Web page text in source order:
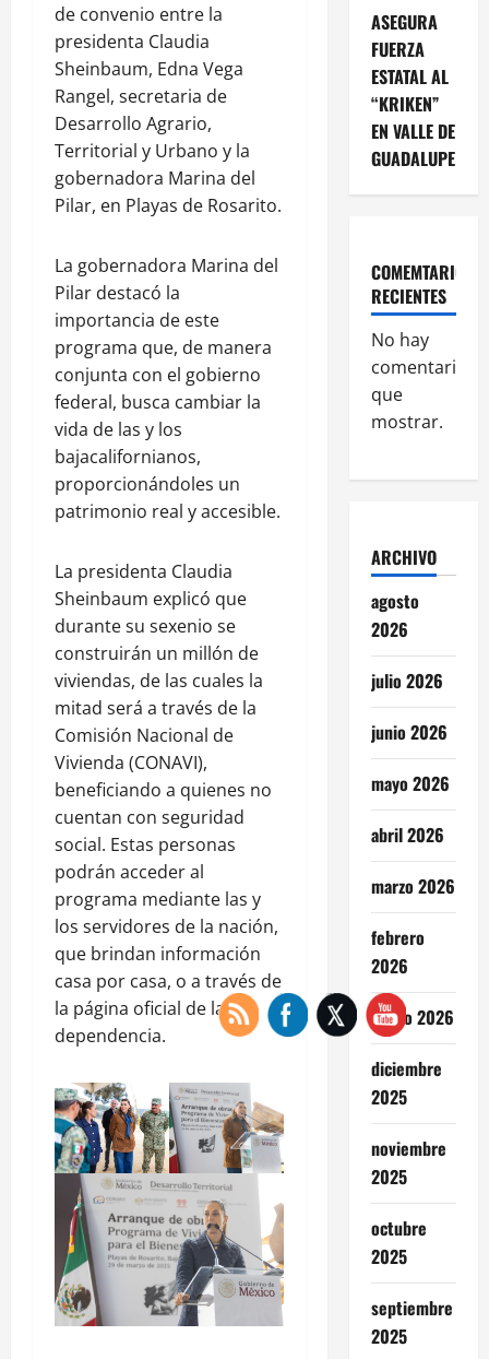
de convenio entre la
presidenta Claudia
Sheinbaum, Edna Vega
Rangel, secretaria de
Desarrollo Agrario,
Territorial y Urbano y la
gobernadora Marina del
Pilar, en Playas de Rosarito.
La gobernadora Marina del
Pilar destacó la
importancia de este
programa que, de manera
conjunta con el gobierno
federal, busca cambiar la
vida de las y los
bajacalifornianos,
proporcionándoles un
patrimonio real y accesible.
La presidenta Claudia
Sheinbaum explicó que
durante su sexenio se
construirán un millón de
viviendas, de las cuales la
mitad será a través de la
Comisión Nacional de
Vivienda (CONAVI),
beneficiando a quienes no
cuentan con seguridad
social. Estas personas
podrán acceder al
programa mediante las y
los servidores de la nación,
que brindan información
casa por casa, o a través de
la página oficial de la
dependencia.
ASEGURA
FUERZA
ESTATAL AL
“KRIKEN”
EN VALLE DE
GUADALUPE
COMEMTARIOS
RECIENTES
No hay
comentarios
que
mostrar.
ARCHIVO
agosto
2026
julio 2026
junio 2026
mayo 2026
abril 2026
marzo 2026
febrero
2026
enero 2026
diciembre
2025
noviembre
2025
octubre
2025
septiembre
2025